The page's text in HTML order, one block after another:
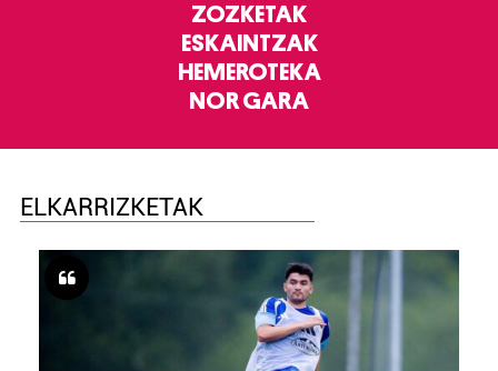
ZOZKETAK
ESKAINTZAK
HEMEROTEKA
NOR GARA
ELKARRIZKETAK